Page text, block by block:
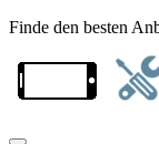
Finde den besten